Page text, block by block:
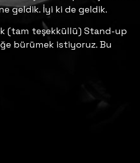
geldik. İyi ki de geldik.
(tam teşekküllü) Stand-up
bürümek istiyoruz. Bu